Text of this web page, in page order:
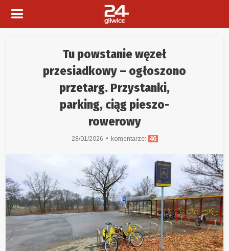
Tu powstanie węzeł
przesiadkowy – ogłoszono
przetarg. Przystanki,
parking, ciąg pieszo-
rowerowy
28/01/2026 komentarze: 46